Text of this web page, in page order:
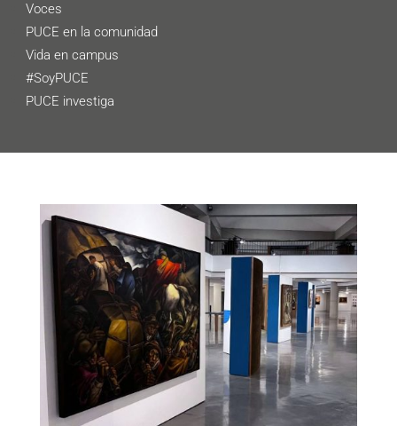
Voces
PUCE en la comunidad
Vida en campus
#SoyPUCE
PUCE investiga